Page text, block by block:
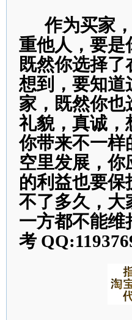
作为买家
重他人，要是
既然你选择
想到，要知道
家，既然你也
礼貌，真诚，
你带来不一样
空里发展，你
的利益也要保
不了多久，大
一方都不能维
考